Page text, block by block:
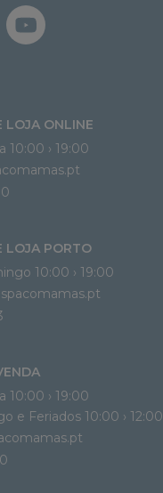
LOJA ONLINE
10:00 › 19:00
LOJA PORTO
10:00 › 19:00
10:00 › 19:00
e Feriados 10:00 › 12:00